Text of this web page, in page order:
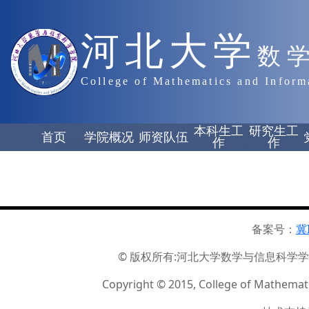
河北大学 数
College of Mathematics and
首页 学院概况 师资队伍 本科生工
作
研究生工
作
备案号：
© 版权所有:河北大学数学与信息科
Copyright © 2015, College of